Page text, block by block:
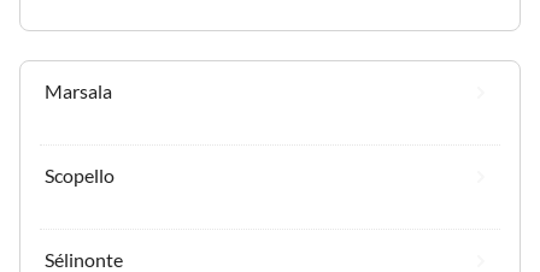
Marsala
Scopello
Sélinonte